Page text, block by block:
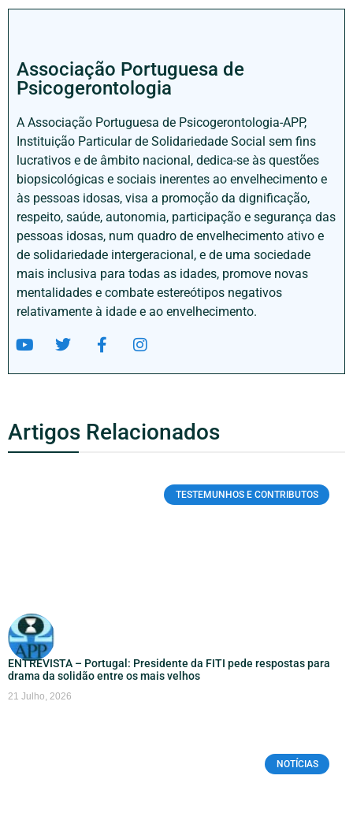
Associação Portuguesa de
Psicogerontologia
A Associação Portuguesa de Psicogerontologia-APP,
Instituição Particular de Solidariedade Social sem fins
lucrativos e de âmbito nacional, dedica-se às questões
biopsicológicas e sociais inerentes ao envelhecimento e
às pessoas idosas, visa a promoção da dignificação,
respeito, saúde, autonomia, participação e segurança das
pessoas idosas, num quadro de envelhecimento ativo e
de solidariedade intergeracional, e de uma sociedade
mais inclusiva para todas as idades, promove novas
mentalidades e combate estereótipos negativos
relativamente à idade e ao envelhecimento.
Artigos Relacionados
TESTEMUNHOS E CONTRIBUTOS
ENTREVISTA – Portugal: Presidente da FITI pede respostas para
drama da solidão entre os mais velhos
21 Julho, 2026
NOTÍCIAS